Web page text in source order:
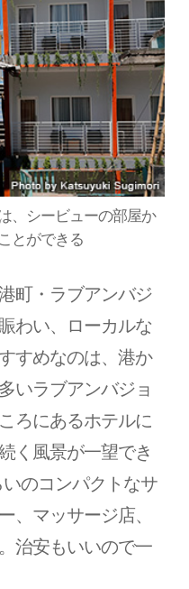
シービューの部屋か
とができる
町・ラブアンバジ
わい、ローカルな
すめなのは、港か
いラブアンバジョ
ろにあるホテルに
く風景が一望でき
のコンパクトなサ
、マッサージ店、
治安もいいので一